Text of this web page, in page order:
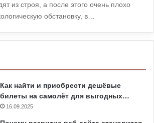
из строя, а после этого очень плохо
обстановку, в…
Как найти и приобрести дешёвые
билеты на самолёт для выгодных…
16.09.2025